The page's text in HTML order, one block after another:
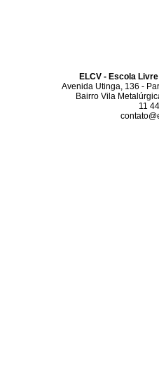
ELCV - Escola
Avenida Utinga, 136 -
Bairro Vila
11